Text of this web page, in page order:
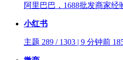
阿里巴巴，1688批发商家经
小红书
主题 289 / 1303 | 9 分钟前